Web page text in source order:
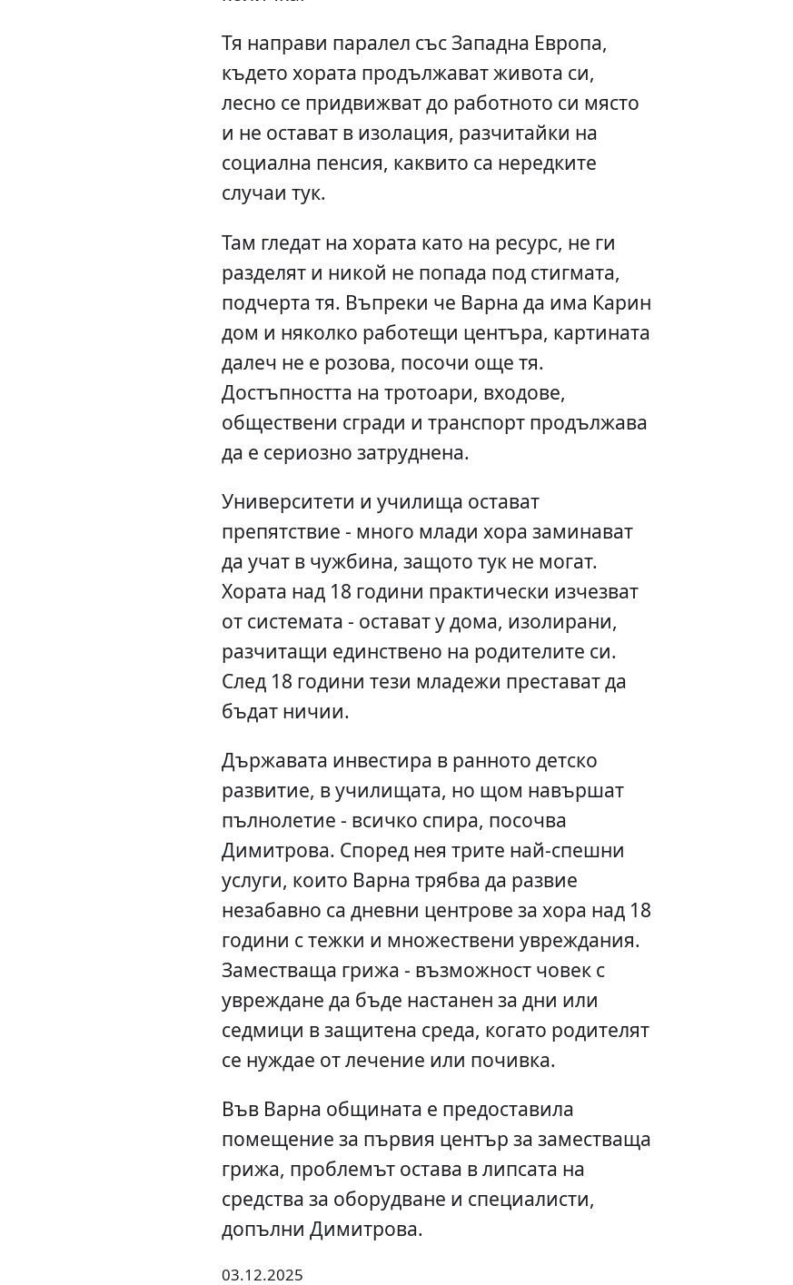
Тя направи паралел със Западна Европа,
където хората продължават живота си,
лесно се придвижват до работното си място
и не остават в изолация, разчитайки на
социална пенсия, каквито са нередките
случаи тук.
Там гледат на хората като на ресурс, не ги
разделят и никой не попада под стигмата,
подчерта тя. Въпреки че Варна да има Карин
дом и няколко работещи центъра, картината
далеч не е розова, посочи още тя.
Достъпността на тротоари, входове,
обществени сгради и транспорт продължава
да е сериозно затруднена.
Университети и училища остават
препятствие - много млади хора заминават
да учат в чужбина, защото тук не могат.
Хората над 18 години практически изчезват
от системата - остават у дома, изолирани,
разчитащи единствено на родителите си.
След 18 години тези младежи престават да
бъдат ничии.
Държавата инвестира в ранното детско
развитие, в училищата, но щом навършат
пълнолетие - всичко спира, посочва
Димитрова. Според нея трите най-спешни
услуги, които Варна трябва да развие
незабавно са дневни центрове за хора над 18
години с тежки и множествени увреждания.
Заместваща грижа - възможност човек с
увреждане да бъде настанен за дни или
седмици в защитена среда, когато родителят
се нуждае от лечение или почивка.
Във Варна общината е предоставила
помещение за първия център за заместваща
грижа, проблемът остава в липсата на
средства за оборудване и специалисти,
допълни Димитрова.
03.12.2025